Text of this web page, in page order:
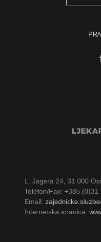
L. Jagera 24, 31 000
Telefon/Fax: +385 (0)31
Email:
Internetska stranica: